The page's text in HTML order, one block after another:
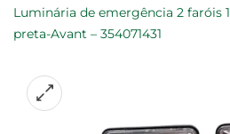
Luminária de emergência 2 faróis
preta-Avant – 354071431